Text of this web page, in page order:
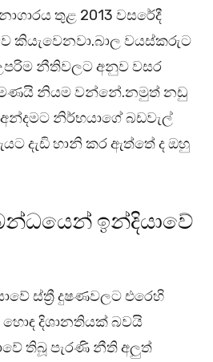
තුළ 2013 වසරේදී
කියැවෙනවා.බාල වයස්කරුට
නීතිවලට අනුව වසර
නියම වන්නේ.නමුත් නඩු
නිර්භයාගේ බඩවැල්
දැඩි හානි කර ඇත්තේ ද ඔහු
ඉන්දියාවේ
ස්ත්‍රී දුෂණවලට එරෙහි
දිශානතියක් බවයි
තිබූ පැරණි නීති අලුත්